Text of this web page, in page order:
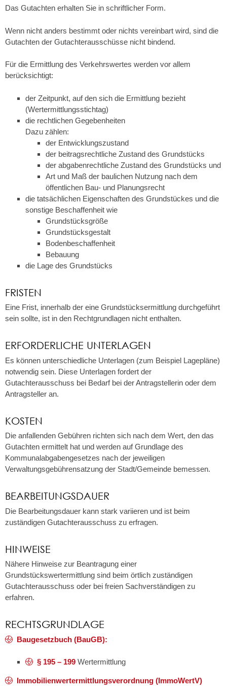
Das Gutachten erhalten Sie in schriftlicher Form.
Wenn nicht anders bestimmt oder nichts vereinbart wird, sind die
Gutachten der Gutachterausschüsse nicht bindend.
Für die Ermittlung des Verkehrswertes werden vor allem
berücksichtigt:
der Zeitpunkt, auf den sich die Ermittlung bezieht
(Wertermittlungsstichtag)
die rechtlichen Gegebenheiten
Dazu zählen:
der Entwicklungszustand
der beitragsrechtliche Zustand des Grundstücks
der abgabenrechtliche Zustand des Grundstücks und
Art und Maß der baulichen Nutzung nach dem
öffentlichen Bau- und Planungsrecht
die tatsächlichen Eigenschaften des Grundstückes und die
sonstige Beschaffenheit wie
Grundstücksgröße
Grundstücksgestalt
Bodenbeschaffenheit
Bebauung
die Lage des Grundstücks
FRISTEN
Eine Frist, innerhalb der eine Grundstücksermittlung durchgeführt
sein sollte, ist in den Rechtgrundlagen nicht enthalten.
ERFORDERLICHE UNTERLAGEN
Es können unterschiedliche Unterlagen (zum Beispiel Lagepläne)
notwendig sein. Diese Unterlagen fordert der
Gutachterausschuss bei Bedarf bei der Antragstellerin oder dem
Antragsteller an.
KOSTEN
Die anfallenden Gebühren richten sich nach dem Wert, den das
Gutachten ermittelt hat und werden auf Grundlage des
Kommunalabgabengesetzes nach der jeweiligen
Verwaltungsgebührensatzung der Stadt/Gemeinde bemessen.
BEARBEITUNGSDAUER
Die Bearbeitungsdauer kann stark variieren und ist beim
zuständigen Gutachterausschuss zu erfragen.
HINWEISE
Nähere Hinweise zur Beantragung einer
Grundstückswertermittlung sind beim örtlich zuständigen
Gutachterausschuss oder bei freien Sachverständigen zu
erfahren.
RECHTSGRUNDLAGE
Baugesetzbuch (BauGB):
§ 195 – 199Wertermittlung
Immobilienwertermittlungsverordnung (ImmoWertV)